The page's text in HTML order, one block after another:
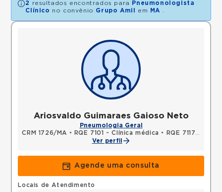
2 resultados encontrados para
Pneumonologista
Clínico no convênio Grupo Amil em MA
Ariosvaldo Guimaraes Gaioso Neto
Pneumologia Geral
CRM 1726/MA • RQE 7101 - Clínica médica •
RQE 7117 - Pneumologia
Ver perfil
Agende uma consulta
Locais de Atendimento